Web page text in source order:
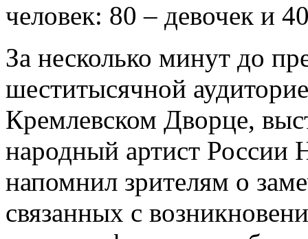
человек: 80 – девочек и
За несколько минут до
шеститысячной
Кремлевском Дворце,
народный артист России
напомнил зрителям о
связанных с